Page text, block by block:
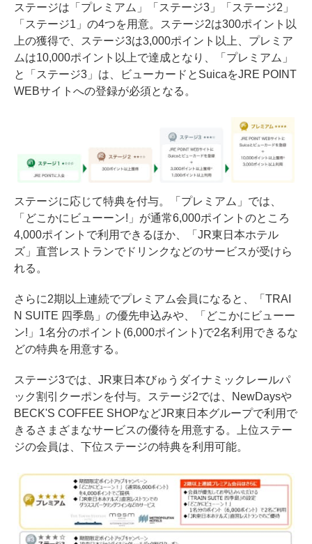
ステージは「プレミアム」「ステージ3」「ステージ2」
「ステージ1」の4つを用意。ステージ2は300ポイント以
上の獲得で、ステージ3は3,000ポイント以上、プレミア
ムは10,000ポイント以上で達成となり、「プレミアム」
と「ステージ3」は、ビューカードとSuicaをJRE POINT
WEBサイトへの登録が必須となる。
ステージに応じて特典を付与。「プレミアム」では、
「どこかにビューーン!」が通常6,000ポイントのところ
4,000ポイントで利用できるほか、「JR東日本ホテル
ズ」直営レストランでドリンクなどのサービスが受けら
れる。
さらに2期以上連続でプレミアム会員になると、「TRAI
N SUITE 四季島」の優先申込みや、「どこかにビューー
ン!」1名分のポイント(6,000ポイント)で2名利用できるな
どの特典を用意する。
ステージ3では、JR東日本びゅうダイナミックレールパ
ック割引クーポンを付与。ステージ2では、NewDaysや
BECK'S COFFEE SHOPなどJR東日本グループで利用で
きるさまざまなサービスの優待を用意する。上位ステー
ジの会員は、下位ステージの特典を利用可能。